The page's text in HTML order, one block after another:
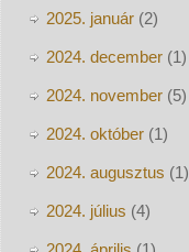
2025. január(2)
2024. december(1)
2024. november(5)
2024. október(1)
2024. augusztus (1)
2024. július (4)